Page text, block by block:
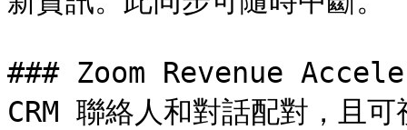
### Zoom Revenue
CRM 聯絡人和對話配對，且